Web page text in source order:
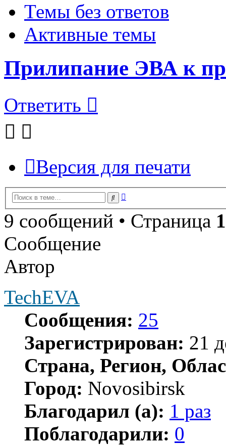
Темы без ответов
Активные темы
Прилипание ЭВА к
Ответить
Версия для печати
Поиск
9 сообщений • Страница 1
Сообщение
Автор
TechEVA
Сообщения: 25
Зарегистрирован: 21
Страна, Регион,
Город: Novosibirsk
Благодарил (а): 1 раз
Поблагодарили: 0